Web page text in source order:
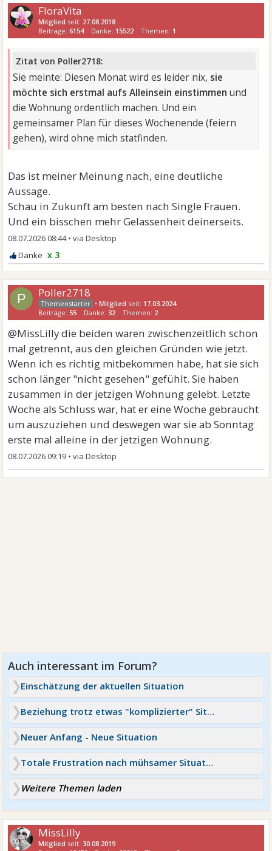
FloraVita
Mitglied seit: 27.08.2018
Beiträge:6154 Danke: 15522 Themen: 1
Zitat von Poller2718:
Sie meinte: Diesen Monat wird es leider nix, sie
möchte sich erstmal aufs Alleinsein einstimmen und
die Wohnung ordentlich machen. Und ein
gemeinsamer Plan für dieses Wochenende (feiern
gehen), wird ohne mich statfinden.
Das ist meiner Meinung nach, eine deutliche
Aussage.
Schau in Zukunft am besten nach Single Frauen.
Und ein bisschen mehr Gelassenheit deinerseits.
08.07.2026 08:44•
x 3
P Poller2718
•Mitglied seit: 17.03.2024
Beiträge: 55 Danke: 32 Themen: 2
@MissLilly die beiden waren zwischenzeitlich schon
mal getrennt, aus den gleichen Gründen wie jetzt.
Wenn ich es richtig mitbekommen habe, hat sie sich
schon länger "nicht gesehen" gefühlt. Sie haben
zusammen in der jetzigen Wohnung gelebt. Letzte
Woche als Schluss war, hat er eine Woche gebraucht
um auszuziehen und deswegen war sie ab Sonntag
erste mal alleine in der jetzigen Wohnung.
08.07.2026 09:19 •
Einschätzung der aktuellen Situation
Beziehung trotz etwas "komplizierter" Situation ?
Neuer Anfang - Neue Situation
Totale Frustration nach mühsamer Situation
Weitere Themen laden
MissLilly
Mitglied seit: 30.08.2019